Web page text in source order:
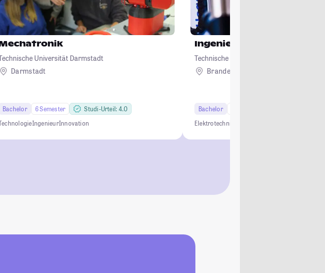
Universität Darmstadt
Darmstadt
Bachelor 6 Semester
Studi-Urteil: 4.0
IngenieurInnovation
Ingenieurwissenschaften
Technische Hochschule Brandenburg
Brandenburg
Bachelor
Elektrotechnik